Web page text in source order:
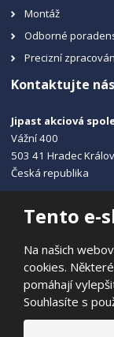
Tento e-
Na našich
cookies.
pomáhají
Souhlasíte s
Montáž
Odborné
Precizní
Kontaktujte nás
Jipast akciová
Vážní 400
503 41 Hradec
Česká republika
info@jipast.cz
© 2026, JIPAST